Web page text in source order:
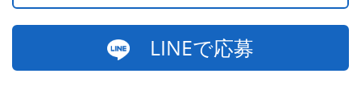
LINEで応募